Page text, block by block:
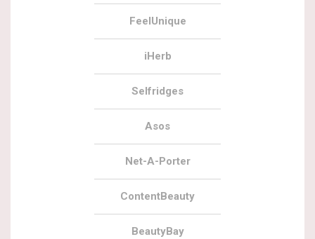
FeelUnique
iHerb
Selfridges
Asos
Net-A-Porter
ContentBeauty
BeautyBay